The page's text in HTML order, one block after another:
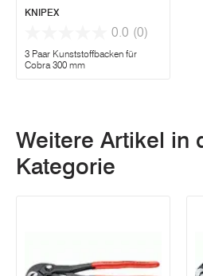
KNIPEX
0.0 (0)
3 Paar Kunststoffbacken für
Cobra 300 mm
Weitere Artikel in
Kategorie